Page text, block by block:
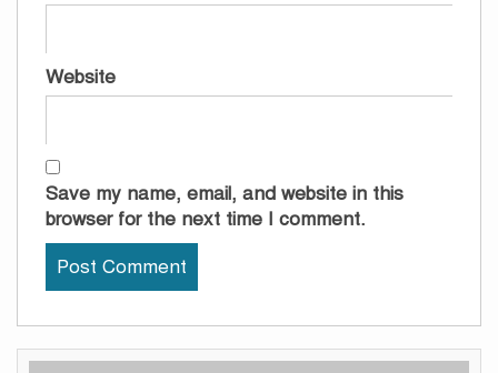
Website
Save my name, email, and website in this
browser for the next time I comment.